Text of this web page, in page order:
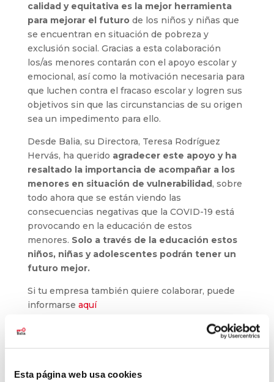
Esta página web usa cookies
calidad y equitativa es la mejor herramienta
para mejorar el futurode los niños y niñas que
se encuentran en situación de pobreza y
exclusión social. Gracias a esta colaboración
los/as menores contarán con el apoyo escolar y
emocional, así como la motivación necesaria para
que luchen contra el fracaso escolar y logren sus
objetivos sin que las circunstancias de su origen
sea un impedimento para ello.
Desde Balia, su Directora, Teresa Rodríguez
Hervás, ha querido agradecer este apoyo y ha
resaltado la importancia de acompañar a los
menores en situación de vulnerabilidad, sobre
todo ahora que se están viendo las
consecuencias negativas que la COVID-19 está
provocando en la educación de estos
menores. Solo a través de la educación estos
niños, niñas y adolescentes podrán tener un
futuro mejor.
Si tu empresa también quiere colaborar, puede
informarse aquí